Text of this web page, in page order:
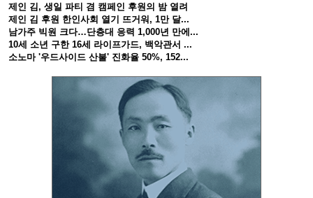
제인 김, 생일 파티 겸 캠페인 후원의 밤 열려
제인 김 후원 한인사회 열기 뜨거워, 1만 달...
남가주 빅원 크다…단층대 응력 1,000년 만에...
10세 소년 구한 16세 라이프가드, 백악관서 ...
소노마 '우드사이드 산불' 진화율 50%, 152...